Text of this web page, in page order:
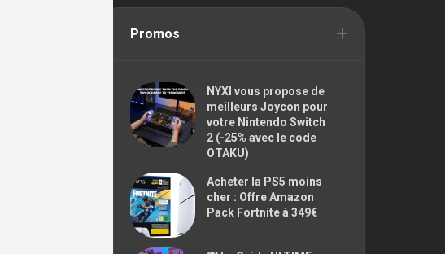
Promos
NYXI vous propose de
meilleurs Joycon pour
votre Nintendo Switch
2 (-25% avec le code
OTAKU)
Acheter la PS5 moins
cher : Offre Amazon
Pack Fortnite à 349€